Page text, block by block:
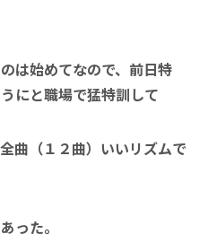
は始めてなので、前日特
にと職場で猛特訓して
曲（１２曲）いいリズムで
った。